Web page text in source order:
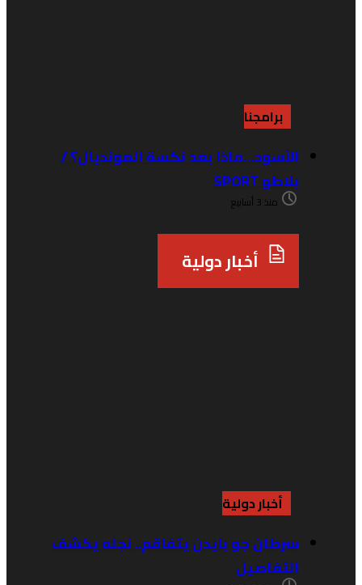
برامجنا
الأسود…ماذا بعد نكسة المونديال؟ /
بلاطو SPORT
أخبار دولية
أخبار دولية
سرطان جو بايدن يتفاقم.. نجله يكشف
التفاصيل